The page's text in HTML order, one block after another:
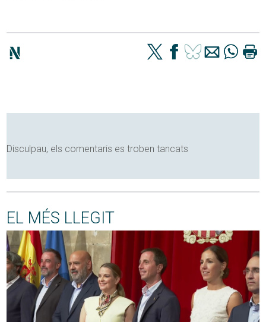
Disculpau, els comentaris es troben tancats
EL MÉS LLEGIT